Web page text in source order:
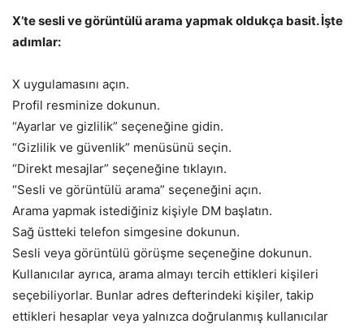
X’te sesli ve görüntülü arama yapmak oldukça basit. İşte
adımlar:
X uygulamasını açın.
Profil resminize dokunun.
“Ayarlar ve gizlilik” seçeneğine gidin.
“Gizlilik ve güvenlik” menüsünü seçin.
“Direkt mesajlar” seçeneğine tıklayın.
“Sesli ve görüntülü arama” seçeneğini açın.
Arama yapmak istediğiniz kişiyle DM başlatın.
Sağ üstteki telefon simgesine dokunun.
Sesli veya görüntülü görüşme seçeneğine dokunun.
Kullanıcılar ayrıca, arama almayı tercih ettikleri kişileri
seçebiliyorlar. Bunlar adres defterindeki kişiler, takip
ettikleri hesaplar veya yalnızca doğrulanmış kullanıcılar